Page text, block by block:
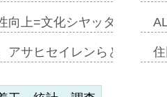
向上=文化シヤッター…
アサヒセイレンらと協働開